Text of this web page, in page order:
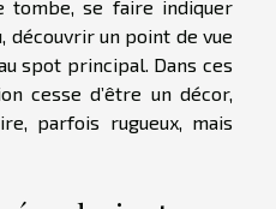
tombe, se faire indiquer
découvrir un point de vue
spot principal. Dans ces
cesse d’être un décor,
parfois rugueux, mais